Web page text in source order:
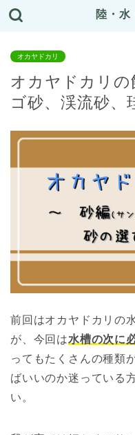
陸・
オカヤドカリ
オカヤドカリの
ゴ砂、渓流砂、
前回はオカヤドカリの
が、今回は水槽の次に
ってもたくさんの種類
ばいいのか迷っている
い。